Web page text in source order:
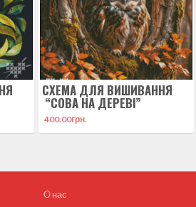
СХЕМА ДЛЯ ВИШИВАННЯ
“СОВА НА ДЕРЕВІ”
400.00грн.
О нас